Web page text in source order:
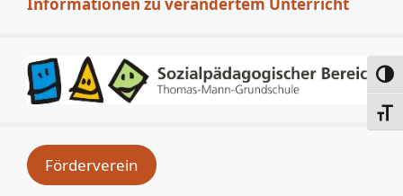
Informationen zu verändertem Unterricht
Förderverein